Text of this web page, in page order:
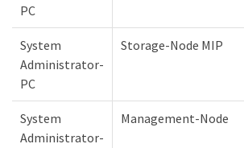
PC
System
Administrator-
PC
Storage-Node MIP
System
Administrator-
Management-Node